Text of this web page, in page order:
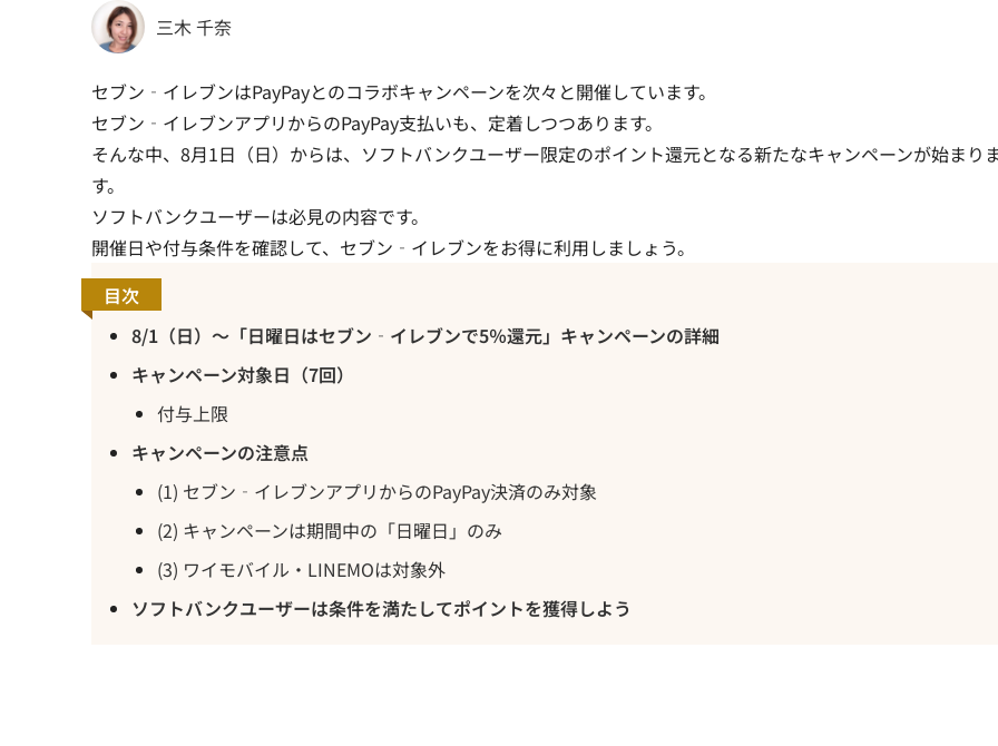
三木 千奈
セブン‐イレブンはPayPayとのコラボキャンペーンを次々と開催しています。
セブン‐イレブンアプリからのPayPay支払いも、定着しつつあります。
そんな中、8月1日（日）からは、ソフトバンクユーザー限定のポイント還元となる新たなキャンペーンが始まり
す。
ソフトバンクユーザーは必見の内容です。
開催日や付与条件を確認して、セブン‐イレブンをお得に利用しましょう。
目次
8/1（日）～「日曜日はセブン‐イレブンで5％還元」キャンペーンの詳細
キャンペーン対象日（7回）
付与上限
キャンペーンの注意点
(1) セブン‐イレブンアプリからのPayPay決済のみ対象
(2) キャンペーンは期間中の「日曜日」のみ
(3) ワイモバイル・LINEMOは対象外
ソフトバンクユーザーは条件を満たしてポイントを獲得しよう